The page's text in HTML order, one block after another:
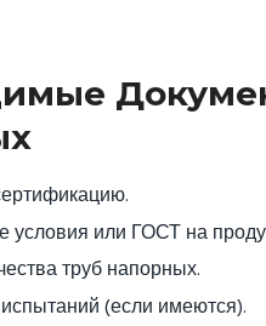
условия или ГОСТ на
труб напорных.
(если имеются).